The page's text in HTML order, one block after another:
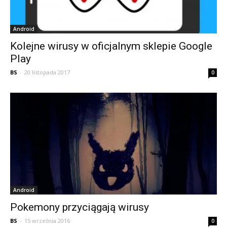
Android
Kolejne wirusy w oficjalnym sklepie Google
Play
BS - 20 listopada 2017 0
Android
Pokemony przyciągają wirusy
BS - 15 września 2016 0